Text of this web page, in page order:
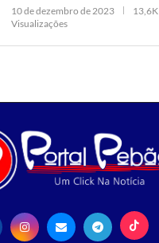
10 de dezembro de 2023
13,6K
Visualizações